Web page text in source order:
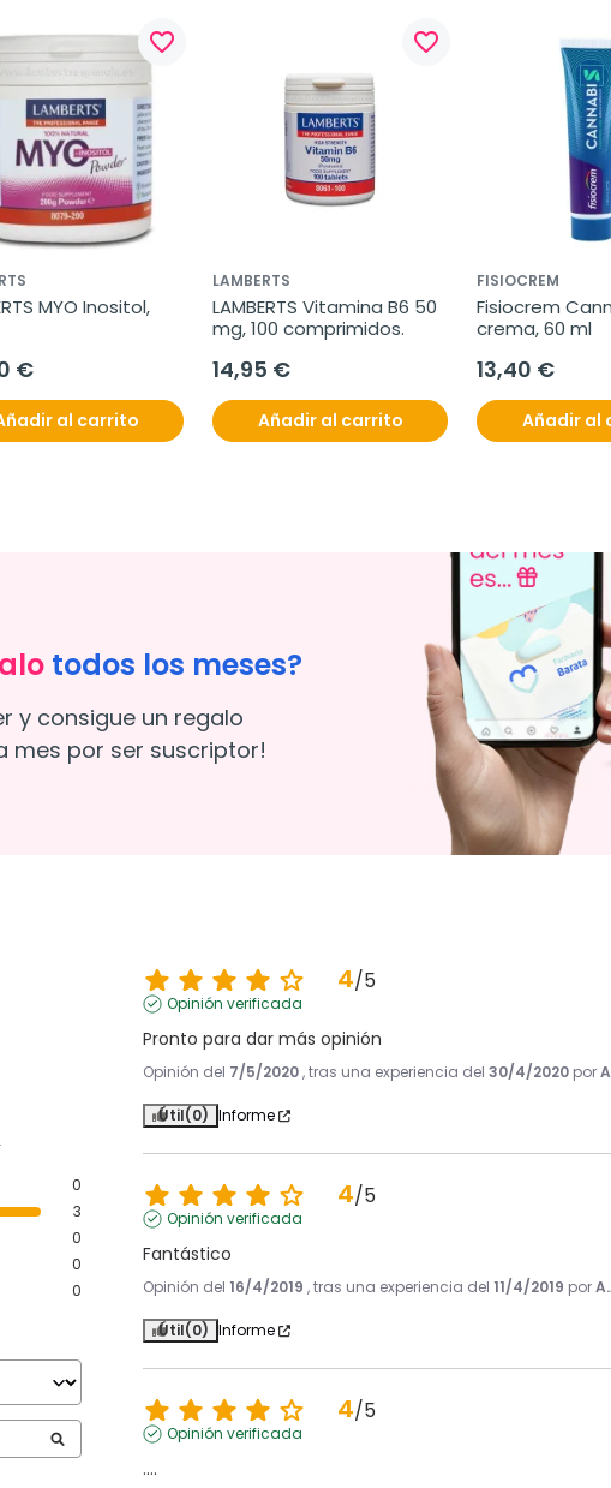
favorite_border
MYO Inositol,
€
al carrito
favorite_border
LAMBERTS
LAMBERTS Vitamina B6 50
mg, 100 comprimidos.
14,95 €
Añadir al carrito
FISIOCREM
Fisiocrem
crema, 60 ml
13,40 €
Añadir al
todos los meses?
y consigue un regalo
mes por ser suscriptor!
0
3
0
0
0
4/5
Opinión verificada
Pronto para dar más opinión
Opinión del 7/5/2020, tras una experiencia del30/4/2020 por
Útil(0) Informe
4/5
Opinión verificada
Fantástico
Opinión del 16/4/2019 , tras una experiencia del 11/4/2019 por
Útil(0) Informe
4/5
Opinión verificada
....